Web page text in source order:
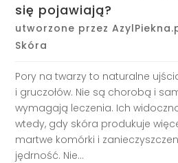
się pojawiają?
utworzone przez
Skóra
Pory na twarzy to naturalne
i gruczołów. Nie są chorobą i
wymagają leczenia. Ich
wtedy, gdy skóra produkuje
martwe komórki i
jędrność. Nie...